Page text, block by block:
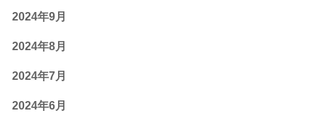
2024年9月
2024年8月
2024年7月
2024年6月